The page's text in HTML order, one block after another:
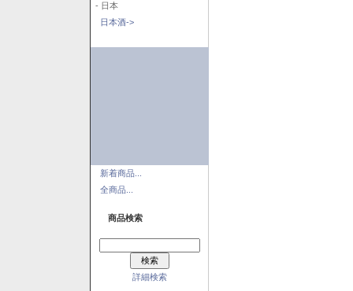
- 日本
日本酒->
新着商品...
全商品...
商品検索
詳細検索